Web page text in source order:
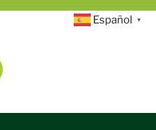
Español ▼